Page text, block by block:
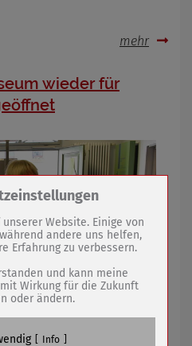
mehr
wieder für
notwendige Cookies /
Cookie
dieser Website (Wenko-
GmbH & Co. KG)
Kontaktformular / SPAM
Website. Einige von
andere uns helfen,
Erfahrung zu verbessern.
und kann meine
Wirkung für die Zukunft
oder ändern.
Info